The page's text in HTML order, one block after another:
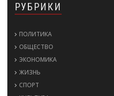
РУБРИКИ
ПОЛИТИКА
ОБЩЕСТВО
ЭКОНОМИКА
ЖИЗНЬ
СПОРТ